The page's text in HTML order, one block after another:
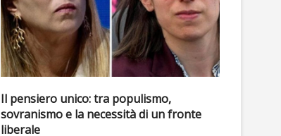
Il pensiero unico: tra populismo,
sovranismo e la necessità di un fronte
liberale